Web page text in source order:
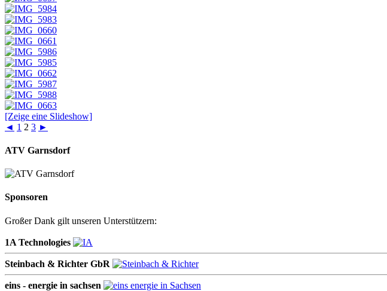
[Zeige eine Slideshow]
◄ 1 2 3 ►
ATV Garnsdorf
Sponsoren
Großer Dank gilt unseren Unterstützern:
1A Technologies
Steinbach & Richter GbR
eins - energie in sachsen